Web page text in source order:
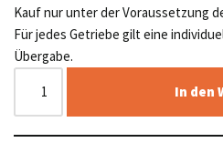
Kauf nur unter der Voraussetzung
Für jedes Getriebe gilt eine
Übergabe.
In den